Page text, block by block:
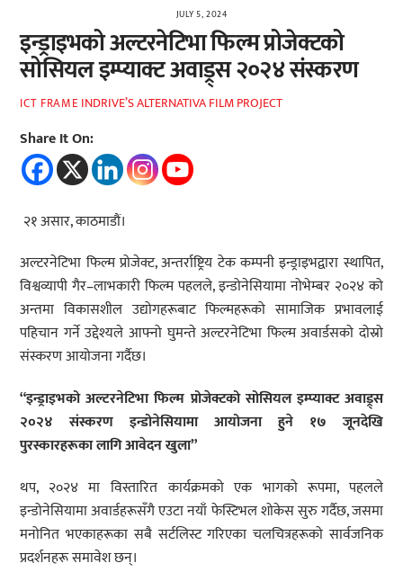
JULY 5, 2024
इन्ड्राइभको अल्टरनेटिभा फिल्म प्रोजेक्टको
सोसियल इम्प्याक्ट अवाड्र्स २०२४ संस्करण
ICT FRAME INDRIVE’S ALTERNATIVA FILM PROJECT
Share It On:
२१ असार, काठमाडौं।
अल्टरनेटिभा फिल्म प्रोजेक्ट, अन्तर्राष्ट्रिय टेक कम्पनी इन्ड्राइभद्वारा स्थापित,
विश्वव्यापी गैर–लाभकारी फिल्म पहलले, इन्डोनेसियामा नोभेम्बर २०२४ को
अन्तमा विकासशील उद्योगहरूबाट फिल्महरूको सामाजिक प्रभावलाई
पहिचान गर्ने उद्देश्यले आफ्नो घुमन्ते अल्टरनेटिभा फिल्म अवार्डसको दोस्रो
संस्करण आयोजना गर्दैछ।
“इन्ड्राइभको अल्टरनेटिभा फिल्म प्रोजेक्टको सोसियल इम्प्याक्ट अवाड्र्स
२०२४ संस्करण इन्डोनेसियामा आयोजना हुने १७ जूनदेखि
पुरस्कारहरूका लागि आवेदन खुला”
थप, २०२४ मा विस्तारित कार्यक्रमको एक भागको रूपमा, पहलले
इन्डोनेसियामा अवार्डहरूसँगै एउटा नयाँ फेस्टिभल शोकेस सुरु गर्दैछ, जसमा
मनोनित भएकाहरूका सबै सर्टलिस्ट गरिएका चलचित्रहरूको सार्वजनिक
प्रदर्शनहरू समावेश छन्।